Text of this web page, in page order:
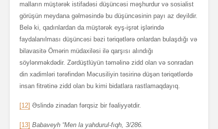
malların müştərək istifadəsi düşüncəsi məşhurdur və sosialist
görüşün meydana gəlməsində bu düşüncəsinin payı az deyildir.
Belə ki, qadınlardan da müştərək eyş-işrət işlərində
faydalanılması düşüncəsi bəzi təriqətlərə onlardan bulaşdığı və
bilavasitə Ömərin müdaxiləsi ilə qarşısı alındığı
söylənməkdədir. Zərdüştlüyün təməlinə zidd olan və sonradan
din xadimləri tərəfindən Məcusiliyin təsirinə düşən təriqətlərdə
insan fitrətinə zidd olan bu kimi bidatlara rastlamaqdayıq.
[12] Əslində zinadan fərqsiz bir fəaliyyətdir.
[13] Babaveyh “Men la yahdurul-fıqh, 3/286.